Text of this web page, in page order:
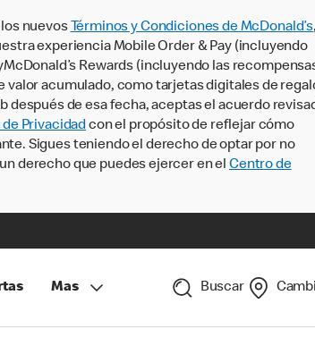
nuevos Términos y Condiciones de McDonald’s,
experiencia Mobile Order & Pay (incluyendo
Rewards (incluyendo las
valor acumulado, como tarjetas digitales de
después de esa fecha, aceptas el acuerdo
Privacidadcon el propósito de reflejar cómo
Sigues teniendo el derecho de optar por no
derecho que puedes ejercer en el Centro de
Mas Buscar